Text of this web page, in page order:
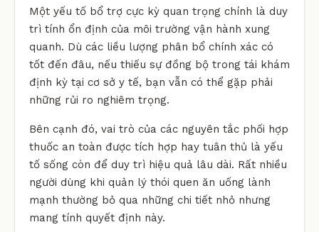
Một yếu tố bổ trợ cực kỳ quan trọng chính là duy
trì tính ổn định của môi trường vận hành xung
quanh. Dù các liều lượng phân bổ chính xác có
tốt đến đâu, nếu thiếu sự đồng bộ trong tái khám
định kỳ tại cơ sở y tế, bạn vẫn có thể gặp phải
những rủi ro nghiêm trọng.
Bên cạnh đó, vai trò của các nguyên tắc phối hợp
thuốc an toàn được tích hợp hay tuân thủ là yếu
tố sống còn để duy trì hiệu quả lâu dài. Rất nhiều
người dùng khi quản lý thói quen ăn uống lành
mạnh thường bỏ qua những chi tiết nhỏ nhưng
mang tính quyết định này.